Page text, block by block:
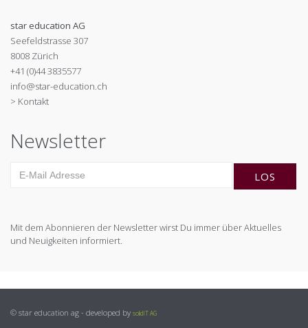
star education AG
Seefeldstrasse 307
8008 Zürich
+41 (0)44 3835577
info@star-education.ch
> Kontakt
Newsletter
Mit dem Abonnieren der Newsletter wirst Du immer über Aktuelles
und Neuigkeiten informiert.
© star education ag - developed by solidIT AG